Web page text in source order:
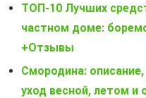
ТОП-10 Лучших
частном доме:
+Отзывы
Смородина:
уход весной, летом и